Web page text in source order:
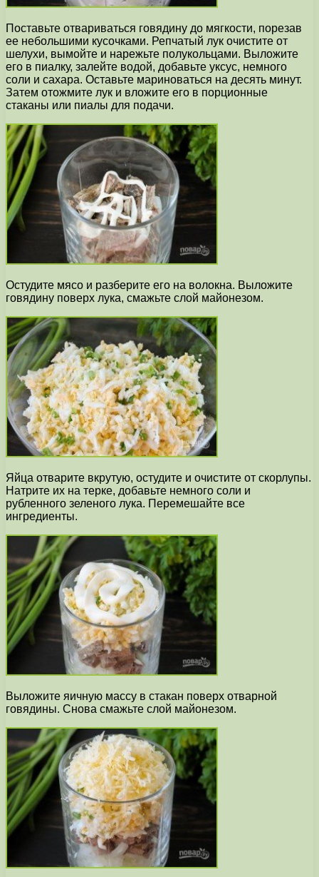
Поставьте отвариваться говядину до мягкости, порезав
ее небольшими кусочками. Репчатый лук очистите от
шелухи, вымойте и нарежьте полукольцами. Выложите
его в пиалку, залейте водой, добавьте уксус, немного
соли и сахара. Оставьте мариноваться на десять минут.
Затем отожмите лук и вложите его в порционные
стаканы или пиалы для подачи.
Остудите мясо и разберите его на волокна. Выложите
говядину поверх лука, смажьте слой майонезом.
Яйца отварите вкрутую, остудите и очистите от скорлупы.
Натрите их на терке, добавьте немного соли и
рубленного зеленого лука. Перемешайте все
ингредиенты.
Выложите яичную массу в стакан поверх отварной
говядины. Снова смажьте слой майонезом.